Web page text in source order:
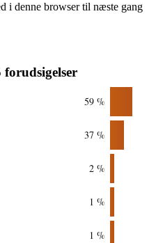
i denne browser til næste gang
59 %
37 %
2 %
1 %
1 %